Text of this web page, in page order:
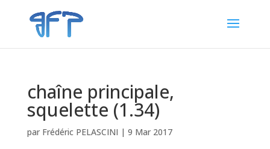
chaîne principale,
squelette (1.34)
par Frédéric PELASCINI | 9 Mar 2017